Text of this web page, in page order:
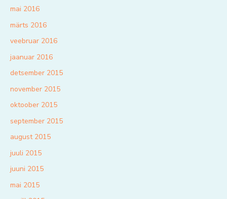
mai 2016
märts 2016
veebruar 2016
jaanuar 2016
detsember 2015
november 2015
oktoober 2015
september 2015
august 2015
juuli 2015
juuni 2015
mai 2015